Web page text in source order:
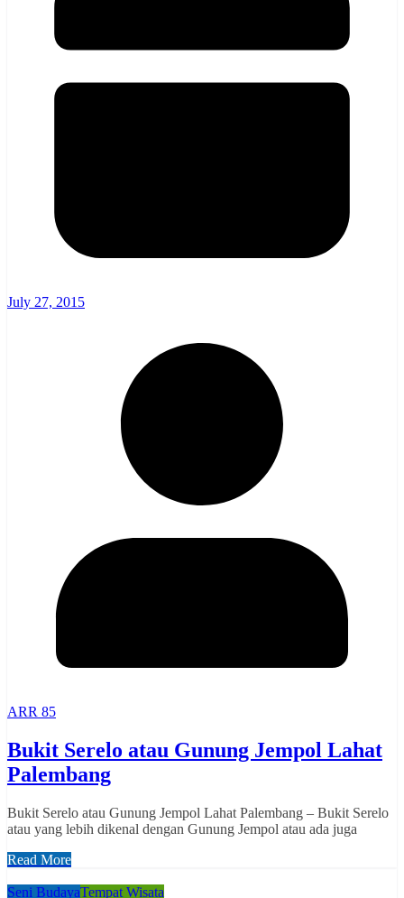
July 27, 2015
ARR 85
Bukit Serelo atau Gunung Jempol Lahat
Palembang
Bukit Serelo atau Gunung Jempol Lahat Palembang – Bukit Serelo
atau yang lebih dikenal dengan Gunung Jempol atau ada juga
Read More
Seni BudayaTempat Wisata